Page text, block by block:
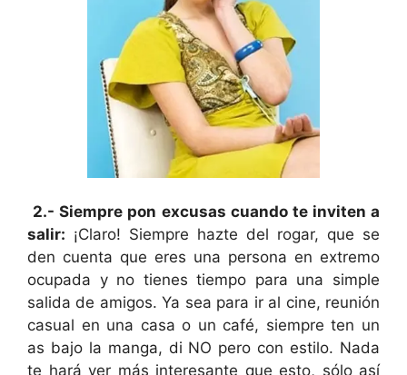
2.- Siempre pon excusas cuando te inviten a
salir: ¡Claro! Siempre hazte del rogar, que se
den cuenta que eres una persona en extremo
ocupada y no tienes tiempo para una simple
salida de amigos. Ya sea para ir al cine, reunión
casual en una casa o un café, siempre ten un
as bajo la manga, di NO pero con estilo. Nada
te hará ver más interesante que esto, sólo así